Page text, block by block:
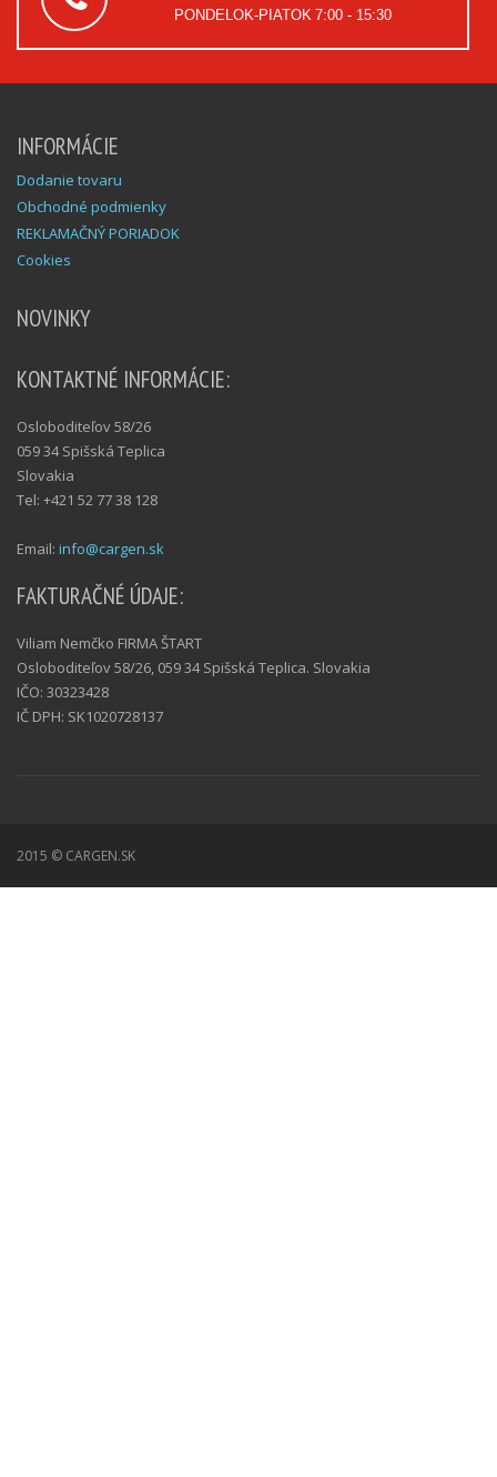
PONDELOK-PIATOK 7:00 - 15:30
INFORMÁCIE
Dodanie tovaru
Obchodné podmienky
REKLAMAČNÝ PORIADOK
Cookies
NOVINKY
KONTAKTNÉ INFORMÁCIE:
Osloboditeľov 58/26
059 34 Spišská Teplica
Slovakia
Tel: +421 52 77 38 128
Email: info@cargen.sk
FAKTURAČNÉ ÚDAJE:
Viliam Nemčko FIRMA ŠTART
Osloboditeľov 58/26, 059 34 Spišská Teplica. Slovakia
IČO: 30323428
IČ DPH: SK1020728137
2015 © CARGEN.SK